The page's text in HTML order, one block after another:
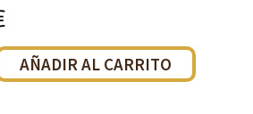
AÑADIR AL CARRITO